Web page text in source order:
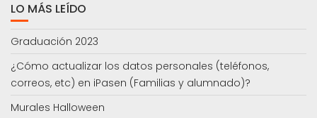
LO MÁS LEÍDO
Graduación 2023
¿Cómo actualizar los datos personales (teléfonos,
correos, etc) en iPasen (Familias y alumnado)?
Murales Halloween